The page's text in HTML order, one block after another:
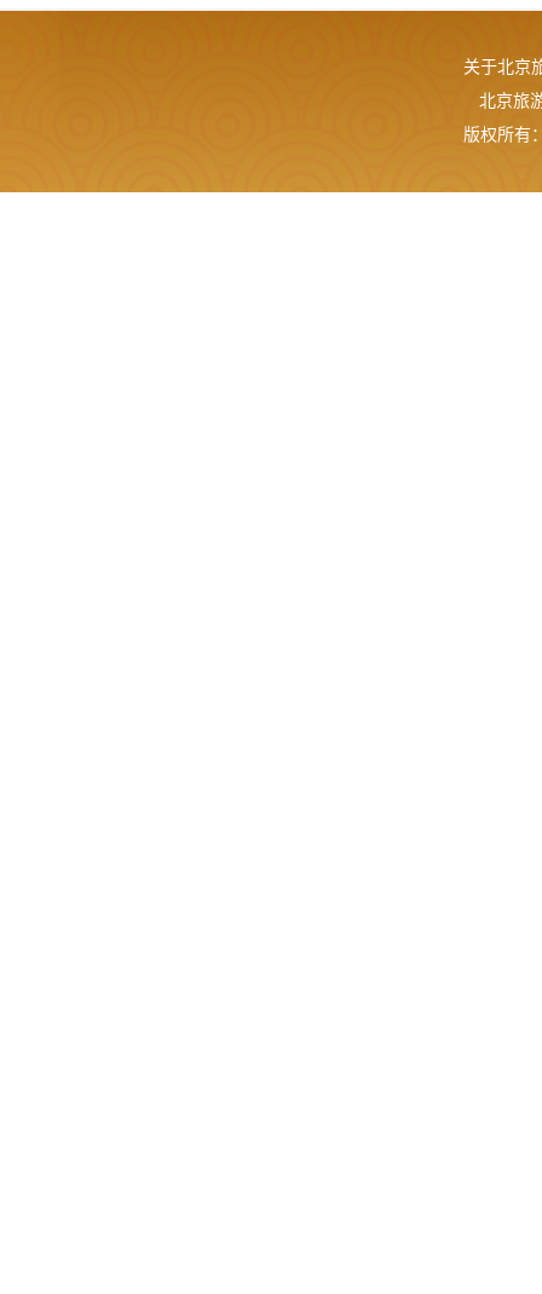
关于北京
北京旅
版权所有